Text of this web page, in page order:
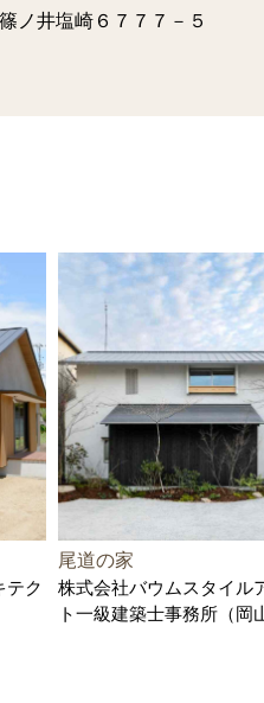
ノ井塩崎６７７７－５
テク
尾道の家
株式会社バウムスタイル
ト一級建築士事務所（岡